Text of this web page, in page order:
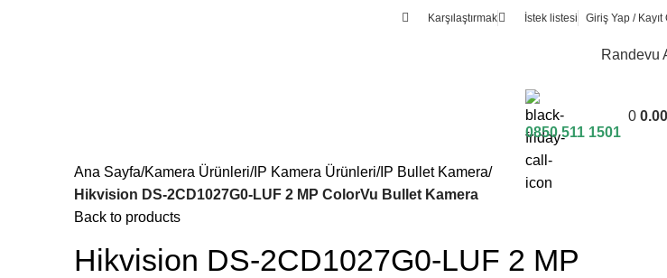
Karşılaştırmak İstek listesi Giriş Yap / Kayıt
Randevu
0850 511 1501
0 0.00
Ana Sayfa Kamera Ürünleri IP Kamera Ürünleri IP Bullet Kamera
Hikvision DS-2CD1027G0-LUF 2 MP ColorVu Bullet Kamera
Back to products
Hikvision DS-2CD1027G0-LUF 2 MP